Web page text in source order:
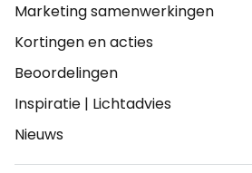
Marketing samenwerkingen
Kortingen en acties
Beoordelingen
Inspiratie | Lichtadvies
Nieuws